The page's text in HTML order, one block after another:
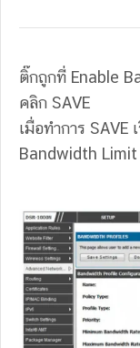
ติ๊กถูกที่ Enable
คลิก SAVE
เมื่อทำการ SAVE
Bandwidth Limit